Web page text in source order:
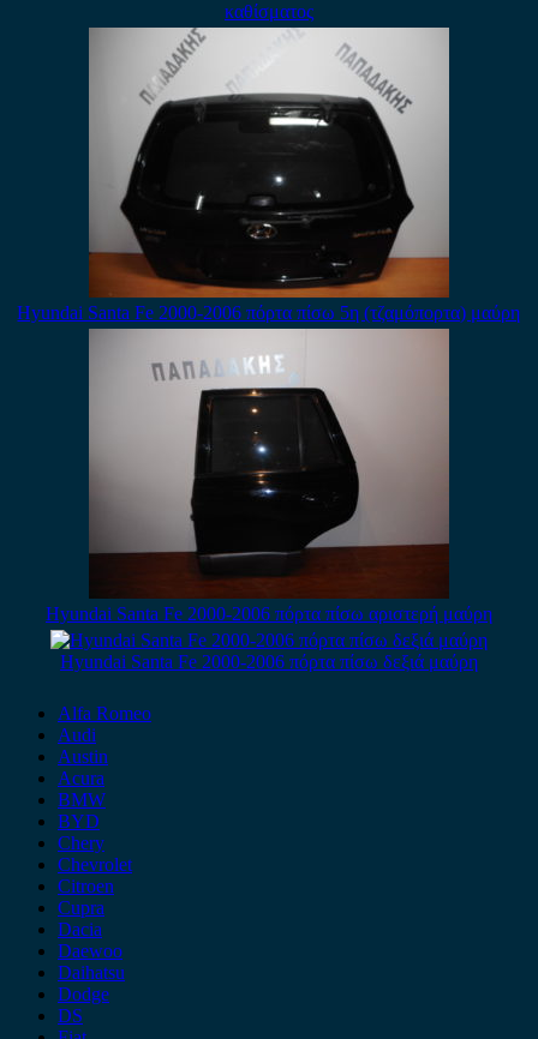
καθίσματος
Hyundai Santa Fe 2000-2006 πόρτα πίσω 5η (τζαμόπορτα) μαύρη
Hyundai Santa Fe 2000-2006 πόρτα πίσω αριστερή μαύρη
Hyundai Santa Fe 2000-2006 πόρτα πίσω δεξιά μαύρη
Alfa Romeo
Audi
Austin
Acura
BMW
BYD
Chery
Chevrolet
Citroen
Cupra
Dacia
Daewoo
Daihatsu
Dodge
DS